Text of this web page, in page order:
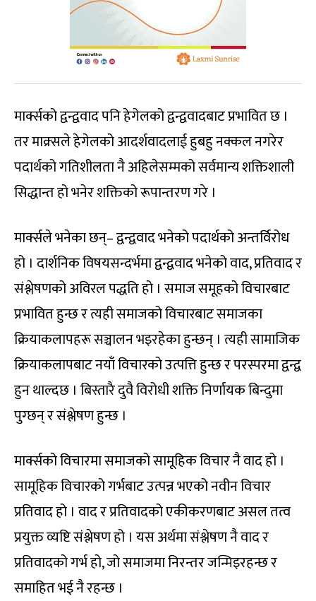
मार्क्सको द्वन्द्ववाद पनि हेगेलको द्वन्द्ववादबाट प्रभावित छ ।
तर माक्र्सले हेगेलको आदर्शवादलाई हुबहु नक्कल नगरेर
पदार्थको गतिशीलता नै अहिलेसम्मको सर्वमान्य शक्तिशाली
सिद्धान्त हो भनेर शक्तिको रूपान्तरण गरे ।
मार्क्सले भनेका छन्– द्वन्द्ववाद भनेको पदार्थको अन्तर्विरोध
हो । दार्शनिक विषयसन्दर्भमा द्वन्द्ववाद भनेको वाद, प्रतिवाद र
संश्लेषणको अविरल पद्धति हो । समाज समूहको विचारबाट
प्रभावित हुन्छ र त्यही समाजको विचारबाट समाजका
क्रियाकलापहरू सञ्चालन भइरहेका हुन्छन् । त्यही सामाजिक
क्रियाकलापबाट नयाँ विचारको उत्पत्ति हुन्छ र परस्परमा द्वन्द्व
हुन थाल्दछ । बिस्तारै दुवै विरोधी शक्ति निर्णायक बिन्दुमा
पुग्छन् र संश्लेषण हुन्छ ।
मार्क्सको विचारमा समाजको सामूहिक विचार नै वाद हो ।
सामूहिक विचारको गर्भबाट उत्पन्न भएको नवीन विचार
प्रतिवाद हो । वाद र प्रतिवादको एकीकरणबाट असल तत्व
प्रयुक्त व्यष्टि संश्लेषण हो । यस अर्थमा संश्लेषण नै वाद र
प्रतिवादको गर्भ हो, जो समाजमा निरन्तर जन्मिइरहन्छ र
समाहित भई नै रहन्छ ।